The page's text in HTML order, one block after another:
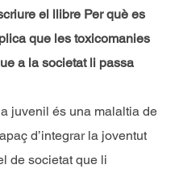
el llibre Per què es
que les toxicomanies
a la societat li passa
juvenil és una malaltia de
d’integrar la joventut
de societat que li